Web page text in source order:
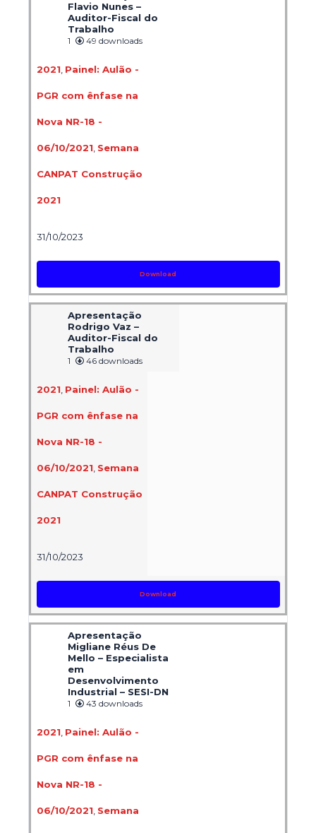
Flavio Nunes –
Auditor-Fiscal do
Trabalho
1 49 downloads
2021, Painel: Aulão -
PGR com ênfase na
Nova NR-18 -
06/10/2021, Semana
CANPAT Construção
2021
31/10/2023
Download
Apresentação
Rodrigo Vaz –
Auditor-Fiscal do
Trabalho
1 46 downloads
2021 Painel: Aulão -
PGR com ênfase na
Nova NR-18 -
06/10/2021 Semana
CANPAT Construção
2021
31/10/2023
Download
Apresentação
Migliane Réus De
Mello – Especialista
em
Desenvolvimento
Industrial – SESI-DN
1 43 downloads
2021, Painel: Aulão -
PGR com ênfase na
Nova NR-18 -
06/10/2021, Semana